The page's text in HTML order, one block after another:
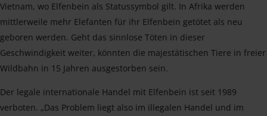
Vietnam, wo Elfenbein als Statussymbol gilt. In Afrika werden
mittlerweile mehr Elefanten für ihr Elfenbein getötet als neu
geboren werden. Geht das sinnlose Töten in dieser
Geschwindigkeit weiter, könnten die majestätischen Tiere in freier
Wildbahn in 15 Jahren ausgestorben sein.
Der legale internationale Handel mit Elfenbein ist seit 1989
verboten. „Das Problem liegt also im illegalen Handel und im